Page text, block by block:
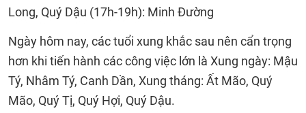
Long, Quý Dậu (17h-19h): Minh Đường
Ngày hôm nay, các tuổi xung khắc sau nên cẩn trọng
hơn khi tiến hành các công việc lớn là Xung ngày: Mậu
Tý, Nhâm Tý, Canh Dần, Xung tháng: Ất Mão, Quý
Mão, Quý Tị, Quý Hợi, Quý Dậu.